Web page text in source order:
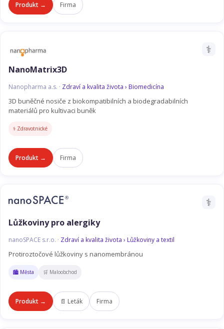
Produkt → Firma
⚕️
NanoMatrix3D
Nanopharma a.s. · Zdraví a kvalita života › Biomedicína
3D buněčné nosiče z biokompatibilních a biodegradabilních
materiálů pro kultivaci buněk
⚕️ Zdravotnické
Produkt → Firma
⚕️
Lůžkoviny pro alergiky
nanoSPACE s.r.o. · Zdraví a kvalita života › Lůžkoviny a textil
Protiroztočové lůžkoviny s nanomembránou
🏙️ Města 🛒 Maloobchod
Produkt → 📄 Leták Firma